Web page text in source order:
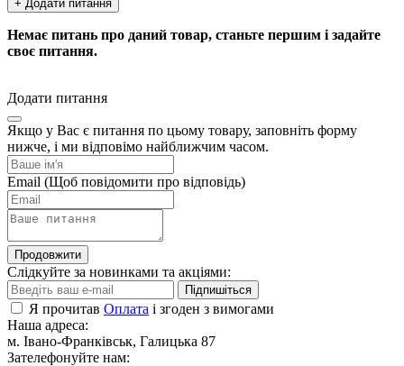
+ Додати питання
Немає питань про даний товар, станьте першим і задайте
своє питання.
Додати питання
Якщо у Вас є питання по цьому товару, заповніть форму
нижче, і ми відповімо найближчим часом.
Email (Щоб повідомити про відповідь)
Продовжити
Слідкуйте за новинками та акціями:
Підпишіться
Я прочитав Оплата і згоден з вимогами
Наша адреса:
м. Івано-Франківськ, Галицька 87
Зателефонуйте нам: